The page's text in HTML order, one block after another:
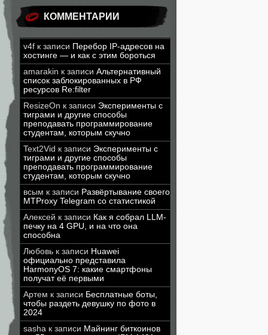
КОММЕНТАРИИ
v4f к записи Перебор IP-адресов на
хостинге — и как с этим бороться
amarakin к записи Альтернативный
список заблокированных в РФ
ресурсов Re:filter
ResizeOn к записи Эксперименты с
тиграми и другие способы
преподавать программирование
студентам, которым скучно
Text2Vid к записи Эксперименты с
тиграми и другие способы
преподавать программирование
студентам, которым скучно
всым к записи Развёртывание своего
MTProxy Telegram со статистикой
Алексей к записи Как я собрал LLM-
печку на 4 GPU, и на что она
способна
Любовь к записи Huawei
официально представила
HarmonyOS 7: какие смартфоны
получат её первыми
Артем к записи Бесплатные боты,
чтобы раздеть девушку по фото в
2024
sasha к записи Майнинг биткоинов